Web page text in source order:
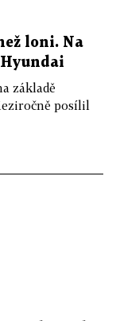
loni. Na
základě
posílil